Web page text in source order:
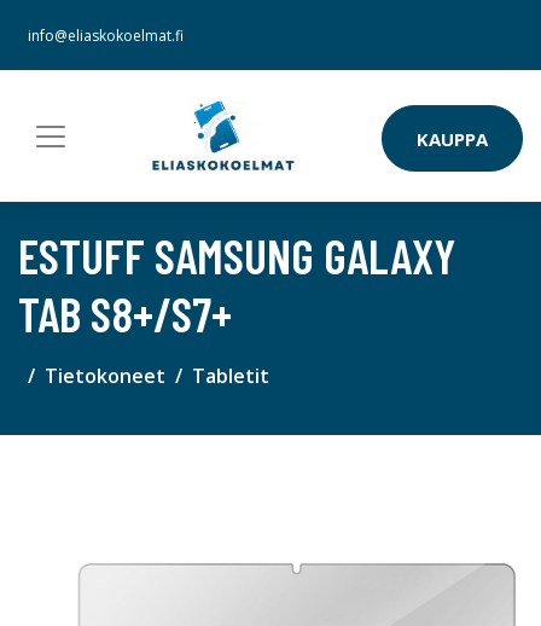
info@eliaskokoelmat.fi
KAUPPA
ESTUFF SAMSUNG GALAXY
TAB S8+/S7+
Tietokoneet Tabletit